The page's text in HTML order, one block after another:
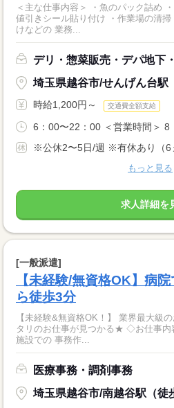
＜主な仕事内容＞ ・魚のパック詰め
値引きシール貼り付け ・作業場の清掃・片付け まずは
けなどの 業務...
デリ・惣菜販売・デパ地下
埼玉県越谷市/せんげん台駅
時給1,200円～ 交通費全額支給
6：00〜22：00 ＜営業時間＞ 8
※公休2〜5日/週 ※有休あり（6
もっと見る
求人詳細を
[一般派遣]
【未経験/無資格OK】病
ら徒歩3分
【未経験&無資格OK！】 業界最大級
タリのお仕事が見つかる★ ◇お仕事内容◇ 病院やクリニック、介護
施設での 事務作...
医療事務・調剤事務
埼玉県越谷市/南越谷駅（徒